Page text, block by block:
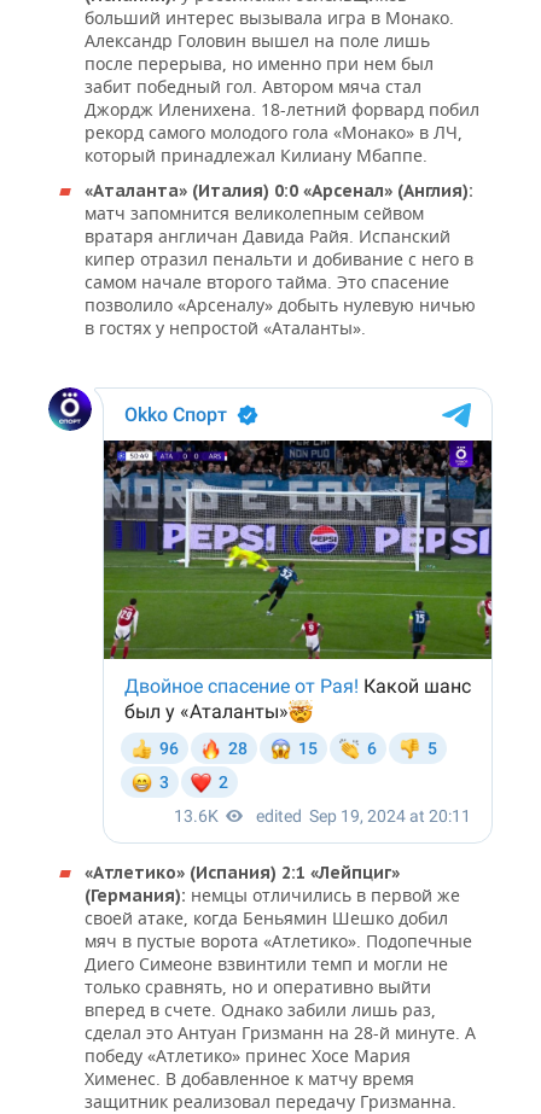
больший интерес вызывала игра в Монако.
Александр Головин вышел на поле лишь
после перерыва, но именно при нем был
забит победный гол. Автором мяча стал
Джордж Иленихена. 18-летний форвард побил
рекорд самого молодого гола «Монако» в ЛЧ,
который принадлежал Килиану Мбаппе.
«Аталанта» (Италия) 0:0 «Арсенал» (Англия):
матч запомнится великолепным сейвом
вратаря англичан Давида Райя. Испанский
кипер отразил пенальти и добивание с него в
самом начале второго тайма. Это спасение
позволило «Арсеналу» добыть нулевую ничью
в гостях у непростой «Аталанты».
«Атлетико» (Испания) 2:1 «Лейпциг»
(Германия): немцы отличились в первой же
своей атаке, когда Беньямин Шешко добил
мяч в пустые ворота «Атлетико». Подопечные
Диего Симеоне взвинтили темп и могли не
только сравнять, но и оперативно выйти
вперед в счете. Однако забили лишь раз,
сделал это Антуан Гризманн на 28-й минуте. А
победу «Атлетико» принес Хосе Мария
Хименес. В добавленное к матчу время
защитник реализовал передачу Гризманна.